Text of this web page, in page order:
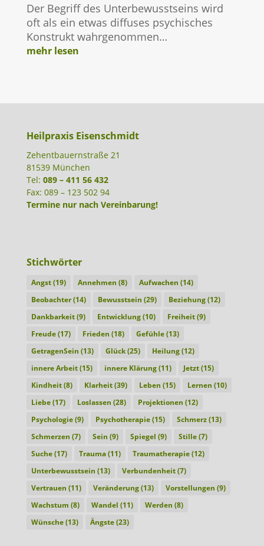
Der Begriff des Unterbewusstseins wird
oft als ein etwas diffuses psychisches
Konstrukt wahrgenommen…
mehr lesen
Heilpraxis Eisenschmidt
Zehentbauernstraße 21
81539 München
Tel: 089 – 411 56 432
Fax: 089 – 123 502 94
Termine nur nach Vereinbarung!
Stichwörter
Angst(19) Annehmen (8) Aufwachen (14)
Beobachter(14) Bewusstsein (29) Beziehung(12)
Dankbarkeit(9) Entwicklung(10) Freiheit(9)
Freude(17) Frieden (18) Gefühle(13)
GetragenSein (13) Glück(25) Heilung(12)
innere Arbeit(15) innere Klärung(11) Jetzt(15)
Kindheit(8) Klarheit(39) Leben (15) Lernen (10)
Liebe(17) Loslassen (28) Projektionen (12)
Psychologie(9) Psychotherapie(15) Schmerz(13)
Schmerzen (7) Sein (9) Spiegel (9) Stille(7)
Suche(17) Trauma(11) Traumatherapie(12)
Unterbewusstsein (13) Verbundenheit(7)
Vertrauen (11) Veränderung(13) Vorstellungen (9)
Wachstum (8) Wandel (11) Werden (8)
Wünsche(13) Ängste(23)